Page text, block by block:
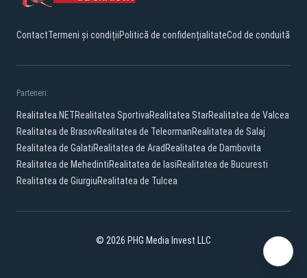
ContactTermeni și condițiiPolitică de confidențialitateCod de conduită
Parteneri:
Realitatea.NETRealitatea SportivaRealitatea StarRealitatea de Valcea
Realitatea de BrasovRealitatea de TeleormanRealitatea de Salaj
Realitatea de GalatiRealitatea de Arad Realitatea de Dambovita
Realitatea de MehedintiRealitatea de IasiRealitatea de Bucuresti
Realitatea de GiurgiuRealitatea de Tulcea
© 2026 PHG Media Invest LLC